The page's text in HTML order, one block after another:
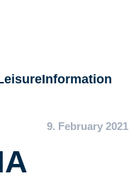
Information
9. February 2021